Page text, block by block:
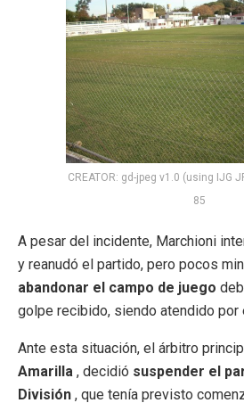
CREATOR: gd-jpeg v1.0 (using IJG
85
A pesar del incidente, Marchioni
y reanudó el partido, pero pocos
abandonar el campo de juego
golpe recibido, siendo atendido por
Ante esta situación, el árbitro
Amarilla , decidió suspender el
División , que tenía previsto